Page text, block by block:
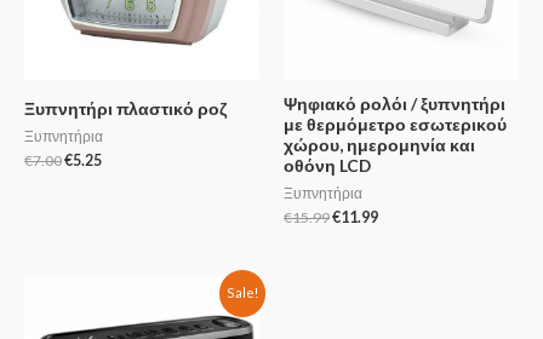
Ξυπνητήρι πλαστικό ροζ
Ξυπνητήρια
€7.00€5.25
Ψηφιακό ρολόι / ξυπνητήρι
με θερμόμετρο εσωτερικού
χώρου, ημερομηνία και
οθόνη LCD
Ξυπνητήρια
€15.99€11.99
Sale!